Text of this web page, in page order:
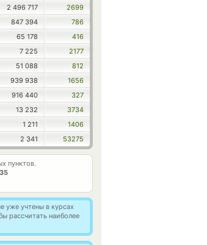
2 496 717
2699
847 394
786
65 178
416
7 225
2177
51 088
812
939 938
1656
916 440
327
13 232
3734
1 211
1406
2 341 53275
пунктов.
уже учтены в курсах
рассчитать наиболее